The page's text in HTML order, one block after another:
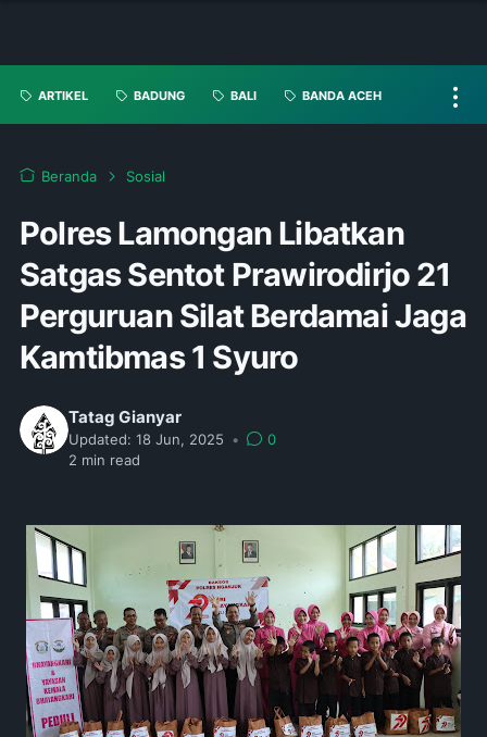
ARTIKEL BADUNG BALI BANDA ACEH
Beranda Sosial
Polres Lamongan Libatkan
Satgas Sentot Prawirodirjo 21
Perguruan Silat Berdamai Jaga
Kamtibmas 1 Syuro
Tatag Gianyar
Updated: 18 Jun, 2025 •
0
2 min read